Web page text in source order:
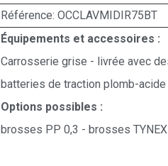
Référence: OCCLAVMIDIR75BT
Équipements et accessoires :
Carrosserie grise - livrée avec
batteries de traction plomb-
Options possibles :
brosses PP 0,3 - brosses